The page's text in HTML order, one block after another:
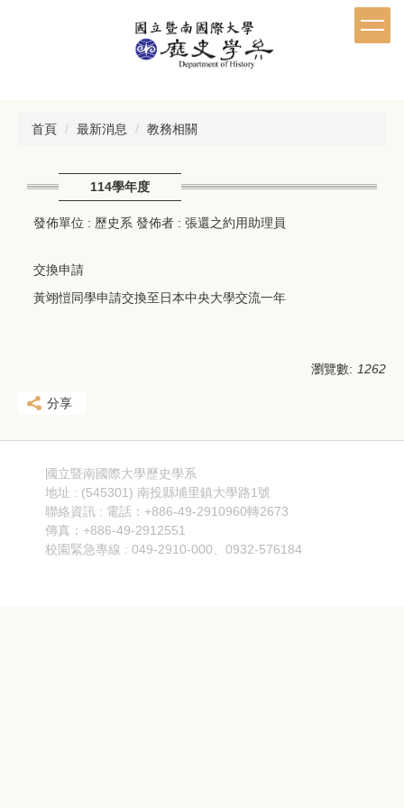
首頁 最新消息 教務相關
114學年度
發佈單位 : 歷史系 發佈者 : 張還之約用助理員
交換申請
黃翊愷同學申請交換至日本中央大學交流一年
瀏覽數: 1262
分享
國立暨南國際大學歷史學系
地址 : (545301) 南投縣埔里鎮大學路1號
聯絡資訊 : 電話：+886-49-2910960轉2673
傳真：+886-49-2912551
校園緊急專線 : 049-2910-000、0932-576184